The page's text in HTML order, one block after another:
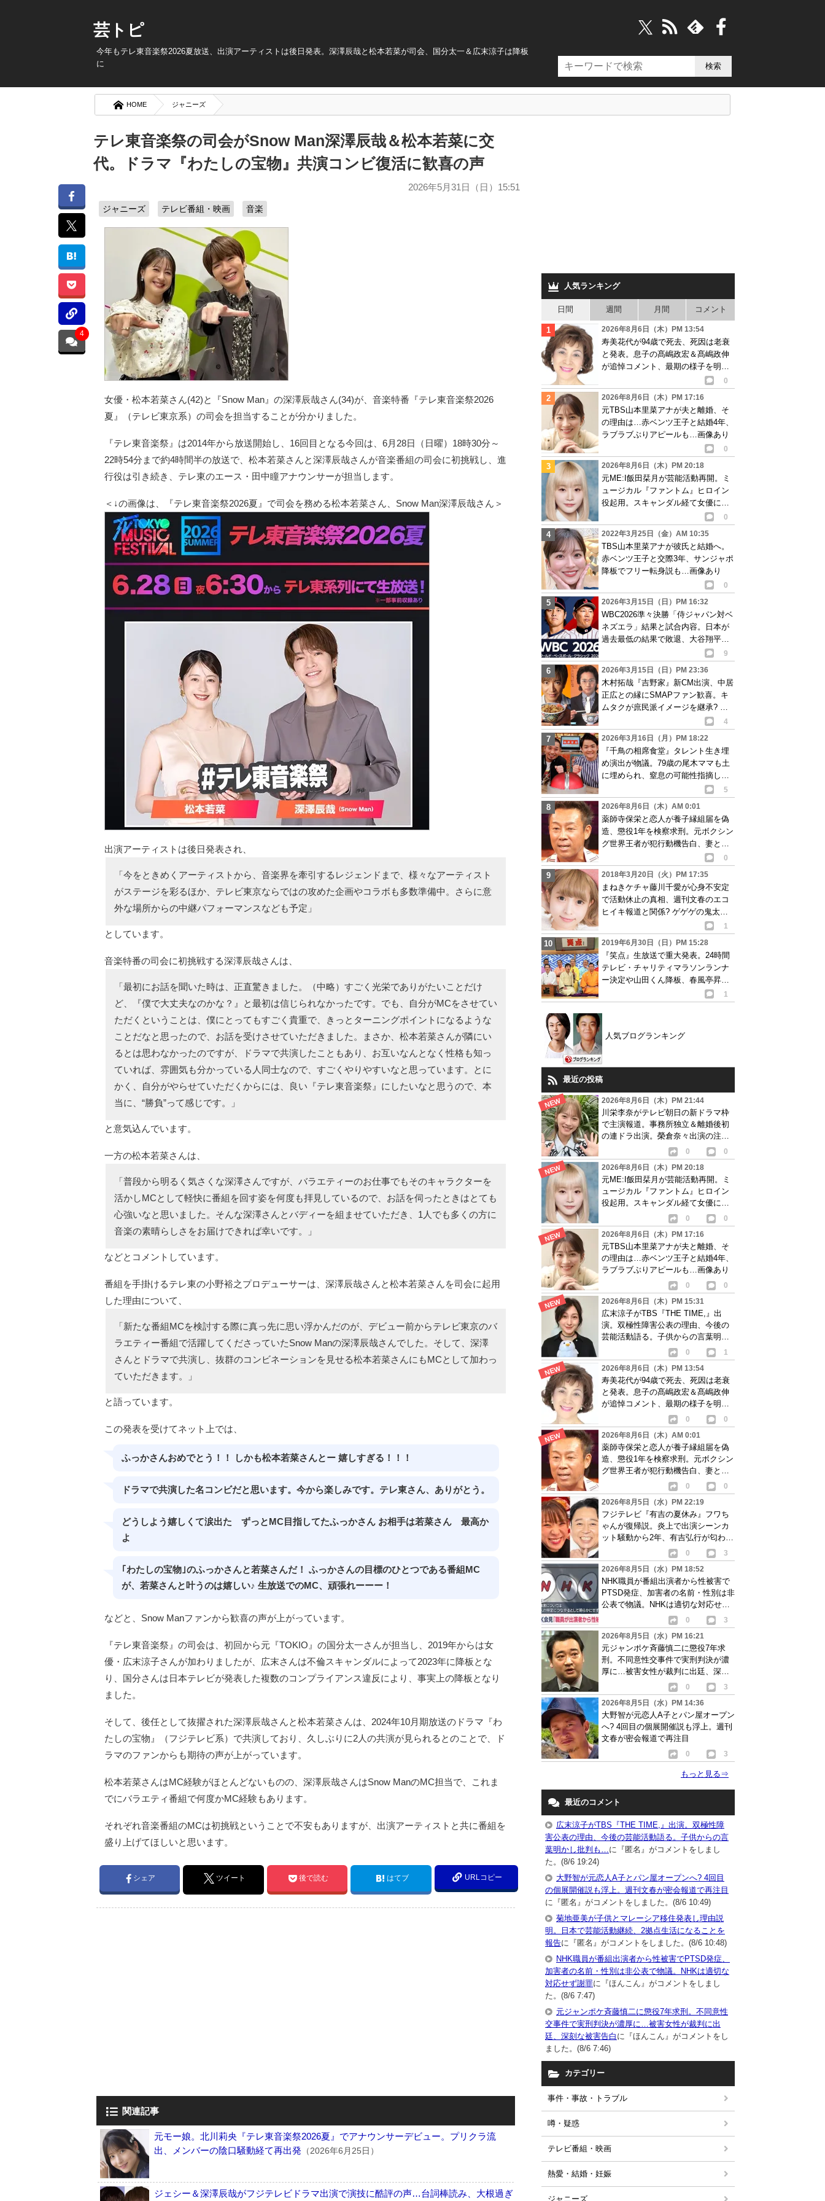
芸トピ
今年もテレ東音楽祭2026夏放送、出演アーティストは後日発表。深澤辰哉と松本若菜が司会、国分太一＆広末涼子は降板
に
HOME ジャニーズ
テレ東音楽祭の司会がSnow Man深澤辰哉＆松本若菜に交
代。ドラマ『わたしの宝物』共演コンビ復活に歓喜の声
2026年5月31日（日）15:51
ジャニーズ テレビ番組・映画 音楽
4
女優・松本若菜さん(42)と『Snow Man』の深澤辰哉さん(34)が、音楽特番『テレ東音楽祭2026
夏』（テレビ東京系）の司会を担当することが分かりました。
『テレ東音楽祭』は2014年から放送開始し、16回目となる今回は、6月28日（日曜）18時30分～
22時54分まで約4時間半の放送で、松本若菜さんと深澤辰哉さんが音楽番組の司会に初挑戦し、進
行役は引き続き、テレ東のエース・田中瞳アナウンサーが担当します。
＜↓の画像は、『テレ東音楽祭2026夏』で司会を務める松本若菜さん、Snow Man深澤辰哉さん＞
出演アーティストは後日発表され、
「今をときめくアーティストから、音楽界を牽引するレジェンドまで、様々なアーティスト
がステージを彩るほか、テレビ東京ならではの攻めた企画やコラボも多数準備中。さらに意
外な場所からの中継パフォーマンスなども予定」
としています。
音楽特番の司会に初挑戦する深澤辰哉さんは、
「最初にお話を聞いた時は、正直驚きました。（中略）すごく光栄でありがたいことだけ
ど、『僕で大丈夫なのかな？』と最初は信じられなかったです。でも、自分がMCをさせてい
ただくということは、僕にとってもすごく貴重で、きっとターニングポイントになるような
ことだなと思ったので、お話を受けさせていただきました。まさか、松本若菜さんが隣にい
るとは思わなかったのですが、ドラマで共演したこともあり、お互いなんとなく性格も知っ
ていれば、雰囲気も分かっている人同士なので、すごくやりやすいなと思っています。とに
かく、自分がやらせていただくからには、良い『テレ東音楽祭』にしたいなと思うので、本
当に、“勝負”って感じです。」
と意気込んでいます。
一方の松本若菜さんは、
「普段から明るく気さくな深澤さんですが、バラエティーのお仕事でもそのキャラクターを
活かしMCとして軽快に番組を回す姿を何度も拝見しているので、お話を伺ったときはとても
心強いなと思いました。そんな深澤さんとバディーを組ませていただき、1人でも多くの方に
音楽の素晴らしさをお届けできれば幸いです。」
などとコメントしています。
番組を手掛けるテレ東の小野裕之プロデューサーは、深澤辰哉さんと松本若菜さんを司会に起用
した理由について、
「新たな番組MCを検討する際に真っ先に思い浮かんだのが、デビュー前からテレビ東京のバ
ラエティー番組で活躍してくださっていたSnow Manの深澤辰哉さんでした。そして、深澤
さんとドラマで共演し、抜群のコンビネーションを見せる松本若菜さんにもMCとして加わっ
ていただきます。」
と語っています。
この発表を受けてネット上では、
ふっかさんおめでとう！！ しかも松本若菜さんとー 嬉しすぎる！！！
ドラマで共演した名コンビだと思います。今から楽しみです。テレ東さん、ありがとう。
どうしよう嬉しくて涙出た ずっとMC目指してたふっかさん お相手は若菜さん 最高か
よ
｢わたしの宝物｣のふっかさんと若菜さんだ！ ふっかさんの目標のひとつである番組MC
が、若菜さんと叶うのは嬉しい♪ 生放送でのMC、頑張れーーー！
などと、Snow Manファンから歓喜の声が上がっています。
『テレ東音楽祭』の司会は、初回から元『TOKIO』の国分太一さんが担当し、2019年からは女
優・広末涼子さんが加わりましたが、広末さんは不倫スキャンダルによって2023年に降板とな
り、国分さんは日本テレビが発表した複数のコンプライアンス違反により、事実上の降板となり
ました。
そして、後任として抜擢された深澤辰哉さんと松本若菜さんは、2024年10月期放送のドラマ『わ
たしの宝物』（フジテレビ系）で共演しており、久しぶりに2人の共演が見られるとのことで、ド
ラマのファンからも期待の声が上がっています。
松本若菜さんはMC経験がほとんどないものの、深澤辰哉さんはSnow ManのMC担当で、これま
でにバラエティ番組で何度かMC経験もあります。
それぞれ音楽番組のMCは初挑戦ということで不安もありますが、出演アーティストと共に番組を
盛り上げてほしいと思います。
シェア ツイート 後で読む はてブ URLコピー
関連記事
元モー娘。北川莉央『テレ東音楽祭2026夏』でアナウンサーデビュー。プリクラ流
出、メンバーの陰口騒動経て再出発 （2026年6月25日）
ジェシー＆深澤辰哉がフジテレビドラマ出演で演技に酷評の声…台詞棒読み、大根過ぎ
人気ランキング
日間 週間 月間 コメント
2026年8月6日（木）PM 13:54
寿美花代が94歳で死去、死因は老衰
と発表。息子の髙嶋政宏＆髙嶋政伸
が追悼コメント、最期の様子を明か
0
2026年8月6日（木）PM 17:16
元TBS山本里菜アナが夫と離婚、そ
の理由は…赤ベンツ王子と結婚4年、
ラブラブぶりアピールも…画像あり
0
2026年8月6日（木）PM 20:18
元ME:I飯田栞月が芸能活動再開。ミ
ュージカル『ファントム』ヒロイン
役起用。スキャンダル経て女優に転
0
2022年3月25日（金）AM 10:35
TBS山本里菜アナが彼氏と結婚へ。
赤ベンツ王子と交際3年、サンジャポ
降板でフリー転身説も…画像あり
0
2026年3月15日（日）PM 16:32
WBC2026準々決勝「侍ジャパン対ベ
ネズエラ」結果と試合内容。日本が
過去最低の結果で敗退、大谷翔平が
9
2026年3月15日（日）PM 23:36
木村拓哉『吉野家』新CM出演、中居
正広との縁にSMAPファン歓喜。キ
ムタクが庶民派イメージを継承? 動
4
2026年3月16日（月）PM 18:22
『千鳥の相席食堂』タレント生き埋
め演出が物議。79歳の尾木ママも土
に埋められ、窒息の可能性指摘し…
5
2026年8月6日（木）AM 0:01
薬師寺保栄と恋人が養子縁組届を偽
造、懲役1年を検察求刑。元ボクシン
グ世界王者が犯行動機告白、妻と離
0
2018年3月20日（火）PM 17:35
まねきケチャ藤川千愛が心身不安定
で活動休止の真相、週刊文春のエコ
ヒイキ報道と関係? ゲゲゲの鬼太郎
1
2019年6月30日（日）PM 15:28
『笑点』生放送で重大発表。24時間
テレビ・チャリティマラソンランナ
ー決定や山田くん降板、春風亭昇太
1
人気ブログランキング
最近の投稿
2026年8月6日（木）PM 21:44
川栄李奈がテレビ朝日の新ドラマ枠
で主演報道。事務所独立＆離婚後初
の連ドラ出演。榮倉奈々出演の注目
0
0
2026年8月6日（木）PM 20:18
元ME:I飯田栞月が芸能活動再開。ミ
ュージカル『ファントム』ヒロイン
役起用。スキャンダル経て女優に転
0
0
2026年8月6日（木）PM 17:16
元TBS山本里菜アナが夫と離婚、そ
の理由は…赤ベンツ王子と結婚4年、
ラブラブぶりアピールも…画像あり
0
0
2026年8月6日（木）PM 15:31
広末涼子がTBS『THE TIME,』出
演。双極性障害公表の理由、今後の
芸能活動語る。子供からの言葉明か
0
1
2026年8月6日（木）PM 13:54
寿美花代が94歳で死去、死因は老衰
と発表。息子の髙嶋政宏＆髙嶋政伸
が追悼コメント、最期の様子を明か
0
0
2026年8月6日（木）AM 0:01
薬師寺保栄と恋人が養子縁組届を偽
造、懲役1年を検察求刑。元ボクシン
グ世界王者が犯行動機告白、妻と離
0
0
2026年8月5日（水）PM 22:19
フジテレビ『有吉の夏休み』フワち
ゃんが復帰説。炎上で出演シーンカ
ット騒動から2年、有吉弘行が匂わせ
0
3
2026年8月5日（水）PM 18:52
NHK職員が番組出演者から性被害で
PTSD発症、加害者の名前・性別は非
公表で物議。NHKは適切な対応せず
0
3
2026年8月5日（水）PM 16:21
元ジャンポケ斉藤慎二に懲役7年求
刑。不同意性交事件で実刑判決が濃
厚に…被害女性が裁判に出廷、深刻
0
3
2026年8月5日（水）PM 14:36
大野智が元恋人A子とパン屋オープン
へ? 4回目の個展開催説も浮上。週刊
文春が密会報道で再注目
0
3
もっと見る⇒
最近のコメント
広末涼子がTBS『THE TIME,』出演。双極性障
害公表の理由、今後の芸能活動語る。子供からの言
葉明かし批判も… に『匿名』がコメントをしまし
た。(8/6 19:24)
大野智が元恋人A子とパン屋オープンへ? 4回目
の個展開催説も浮上。週刊文春が密会報道で再注目
に『匿名』がコメントをしました。(8/6 10:49)
菊地亜美が子供とマレーシア移住発表し理由説
明。日本で芸能活動継続、2拠点生活になることを
報告に『匿名』がコメントをしました。(8/6 10:48)
NHK職員が番組出演者から性被害でPTSD発症、
加害者の名前・性別は非公表で物議。NHKは適切な
対応せず謝罪に『ほんこん』がコメントをしまし
た。(8/6 7:47)
元ジャンポケ斉藤慎二に懲役7年求刑。不同意性
交事件で実刑判決が濃厚に…被害女性が裁判に出
廷、深刻な被害告白 に『ほんこん』がコメントをし
ました。(8/6 7:46)
カテゴリー
事件・事故・トラブル
噂・疑惑
テレビ番組・映画
熱愛・結婚・妊娠
ジャニーズ